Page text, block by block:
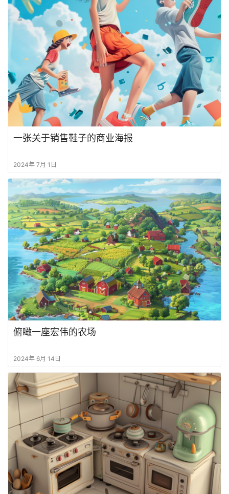
一张关于销售鞋子的商业海报
2024年 7月 1日
俯瞰一座宏伟的农场
2024年 6月 14日